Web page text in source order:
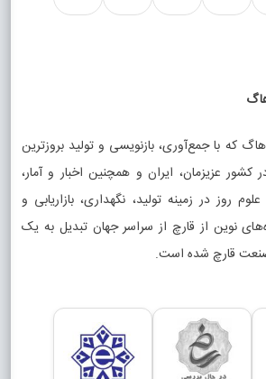
که با جمع‌آوری، بازنویسی و تولید بروزترین
کشور عزیزمان، ایران و همچنین اخبار و آمار،
روز در زمینه تولید، نگهداری، بازاریابی و
نوین از قارچ از سراسر جهان تبدیل به یک
قارچ شده است.